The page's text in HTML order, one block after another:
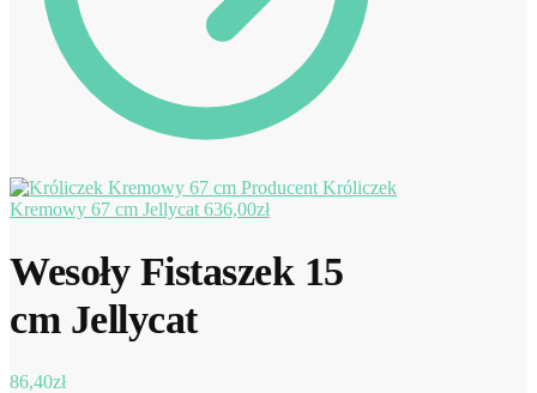
Króliczek
Kremowy 67 cm Jellycat 636,00zł
Wesoły Fistaszek 15
cm Jellycat
86,40zł